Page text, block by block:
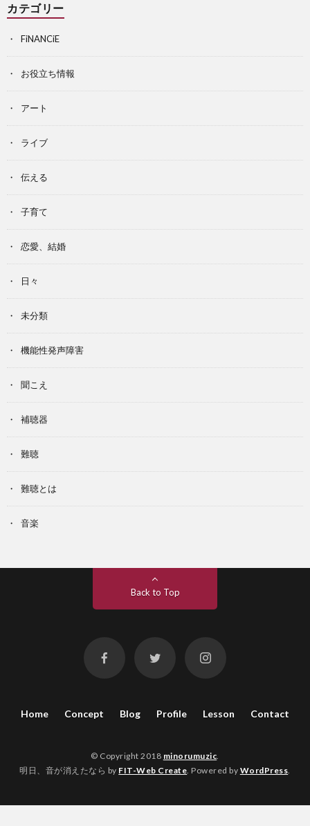
カテゴリー
FiNANCiE
お役立ち情報
アート
ライブ
伝える
子育て
恋愛、結婚
日々
未分類
機能性発声障害
聞こえ
補聴器
難聴
難聴とは
音楽
Back to Top
Home Concept Blog Profile Lesson Contact
© Copyright 2018 minorumuzic
明日、音が消えたなら by FIT-Web Create . Powered by WordPress